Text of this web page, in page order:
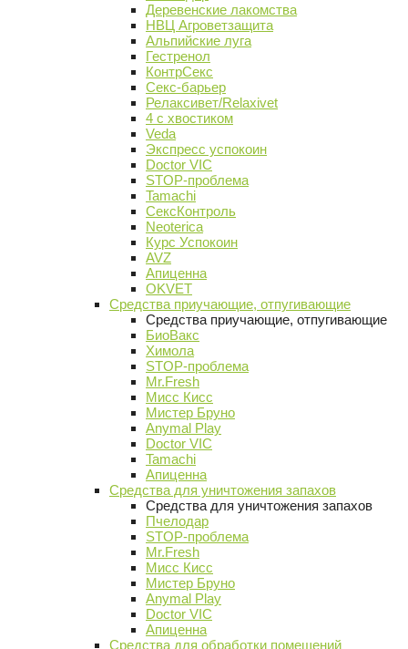
Деревенские лакомства
НВЦ Агроветзащита
Альпийские луга
Гестренол
КонтрСекс
Секс-барьер
Релаксивет/Relaxivet
4 с хвостиком
Veda
Экспресс успокоин
Doctor VIC
STOP-проблема
Tamachi
СексКонтроль
Neoterica
Курс Успокоин
AVZ
Апиценна
OKVET
Средства приучающие, отпугивающие
Средства приучающие, отпугивающие
БиоВакс
Химола
STOP-проблема
Mr.Fresh
Мисс Кисс
Мистер Бруно
Anymal Play
Doctor VIC
Tamachi
Апиценна
Средства для уничтожения запахов
Средства для уничтожения запахов
Пчелодар
STOP-проблема
Mr.Fresh
Мисс Кисс
Мистер Бруно
Anymal Play
Doctor VIC
Апиценна
Средства для обработки помещений